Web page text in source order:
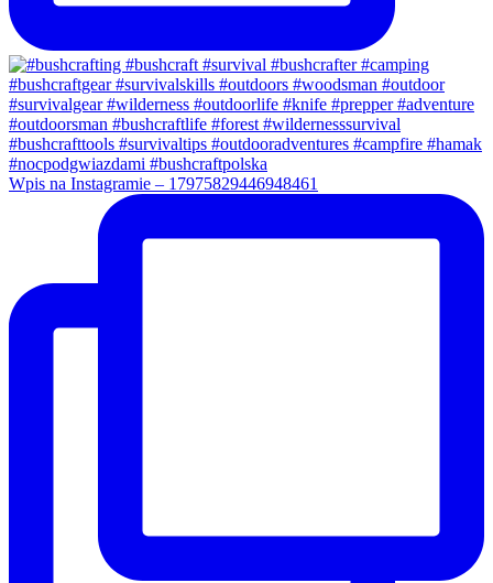
Wpis na Instagramie – 17975829446948461